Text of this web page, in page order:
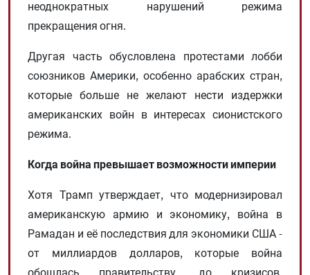
неоднократных нарушений режима
прекращения огня.
Другая часть обусловлена ​​протестами лобби
союзников Америки, особенно арабских стран,
которые больше не желают нести издержки
американских войн в интересах сионистского
режима.
Когда война превышает возможности империи
Хотя Трамп утверждает, что модернизировал
американскую армию и экономику, война в
Рамадан и её последствия для экономики США -
от миллиардов долларов, которые война
обошлась правительству, до кризисов,